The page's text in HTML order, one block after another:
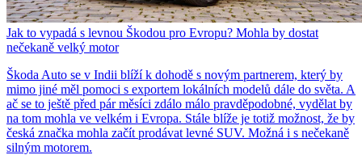
Jak to vypadá s levnou Škodou pro Evropu? Mohla by dostat
nečekaně velký motor
Škoda Auto se v Indii blíží k dohodě s novým partnerem, který by
mimo jiné měl pomoci s exportem lokálních modelů dále do světa. A
ač se to ještě před pár měsíci zdálo málo pravděpodobné, vydělat by
na tom mohla ve velkém i Evropa. Stále blíže je totiž možnost, že by
česká značka mohla začít prodávat levné SUV. Možná i s nečekaně
silným motorem.